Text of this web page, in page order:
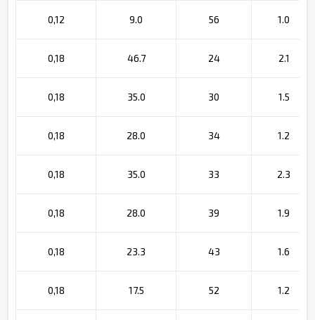
0,12 9.0 56 1.0
0,18 46.7 24 2.1
0,18 35.0 30 1.5
0,18 28.0 34 1.2
0,18 35.0 33 2.3
0,18 28.0 39 1.9
0,18 23.3 43 1.6
0,18 17.5 52 1.2